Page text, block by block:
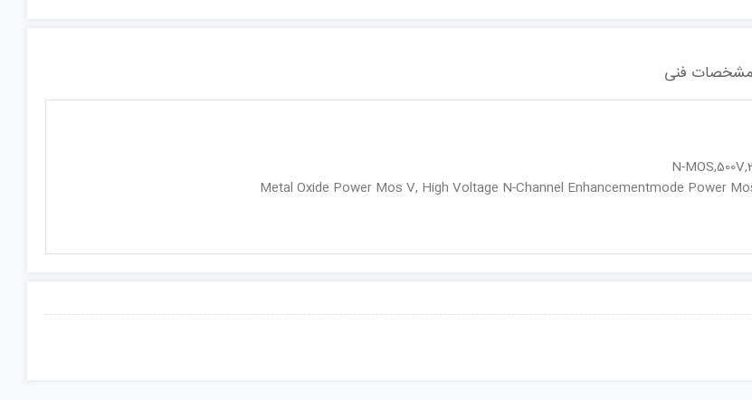
مشخصات فنی
Metal Oxide Power Mos V, High Voltage N-Channel Enhancementmode Power